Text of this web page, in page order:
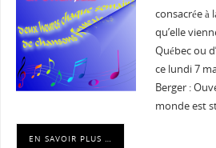
consacrée à
qu’elle
Québec ou
ce lundi 7
Berger :
monde est
EN SAVOIR PLUS …